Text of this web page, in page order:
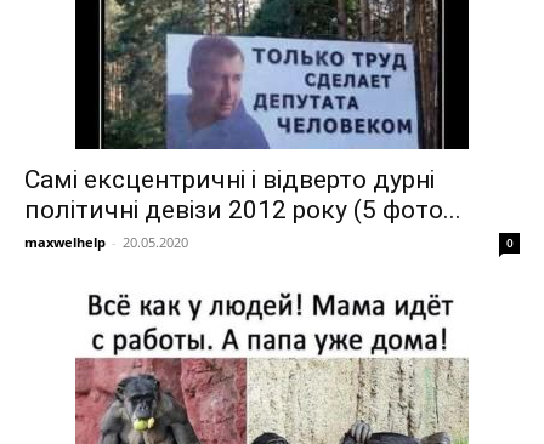
Самі ексцентричні і відверто дурні
політичні девізи 2012 року (5 фото...
maxwelhelp - 20.05.2020 0